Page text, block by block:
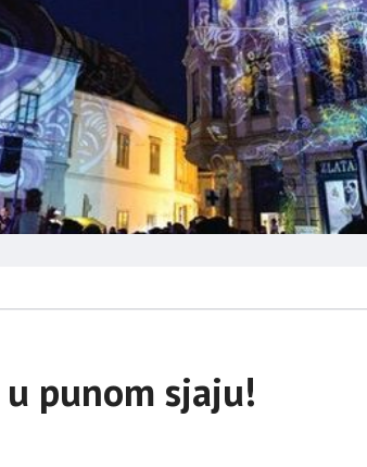
punom sjaju!